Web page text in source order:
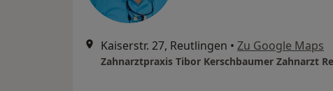
Kaiserstr. 27, Reutlingen • Zu Google Maps